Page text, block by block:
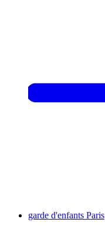
garde d'enfants Paris